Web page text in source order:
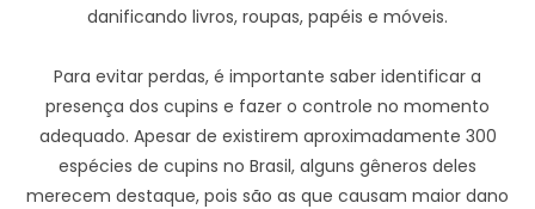
danificando livros, roupas, papéis e móveis.
Para evitar perdas, é importante saber identificar a
presença dos cupins e fazer o controle no momento
adequado. Apesar de existirem aproximadamente 300
espécies de cupins no Brasil, alguns gêneros deles
merecem destaque, pois são as que causam maior dano